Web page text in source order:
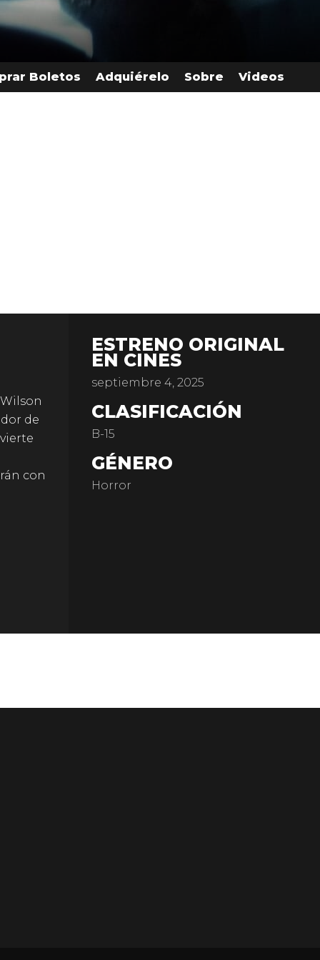
Boletos Adquiérelo Sobre Videos
de
con
ESTRENO ORIGINAL
EN CINES
septiembre 4, 2025
CLASIFICACIÓN
B-15
GÉNERO
Horror